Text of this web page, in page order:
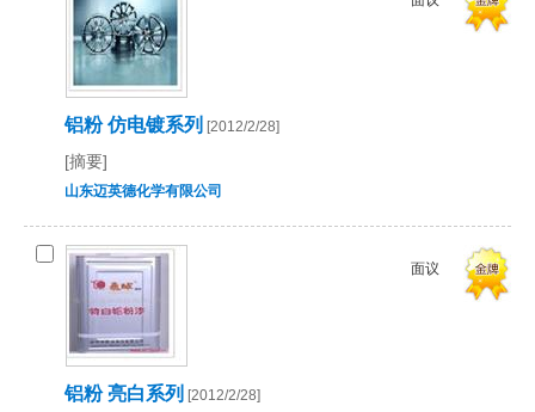
铝粉 仿电镀系列 [2012/2/28]
[摘要]
山东迈英德化学有限公司
铝粉 亮白系列 [2012/2/28]
面议